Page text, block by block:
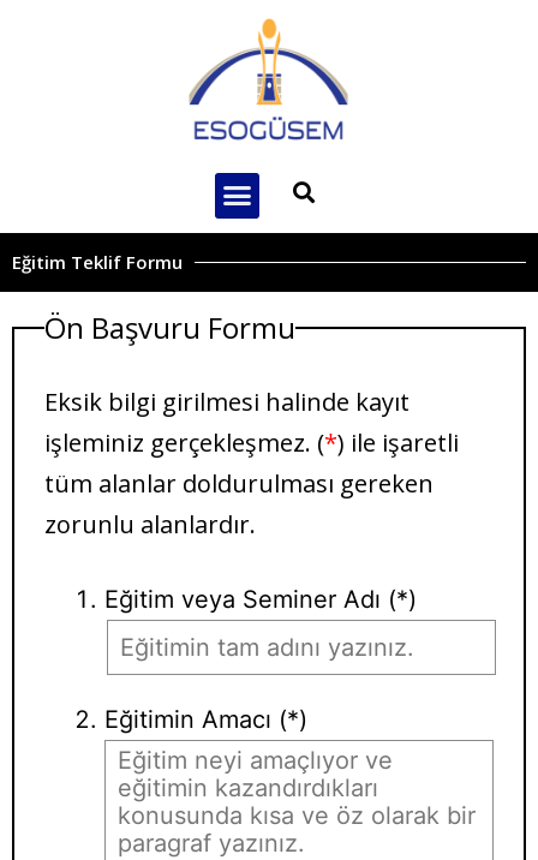
Eğitim Teklif Formu
Ön Başvuru Formu
Eksik bilgi girilmesi halinde kayıt
işleminiz gerçekleşmez. (*) ile işaretli
tüm alanlar doldurulması gereken
zorunlu alanlardır.
Eğitim veya Seminer Adı (*)
Eğitimin Amacı (*)